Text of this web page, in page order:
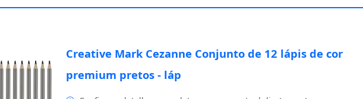
Creative Mark Cezanne Conjunto de 12 lápis de cor
premium pretos - láp